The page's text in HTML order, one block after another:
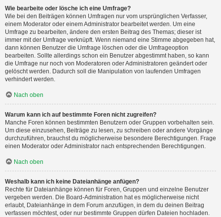
Wie bearbeite oder lösche ich eine Umfrage?
Wie bei den Beiträgen können Umfragen nur vom ursprünglichen Verfasser,
einem Moderator oder einem Administrator bearbeitet werden. Um eine
Umfrage zu bearbeiten, ändere den ersten Beitrag des Themas; dieser ist
immer mit der Umfrage verknüpft. Wenn niemand eine Stimme abgegeben hat,
dann können Benutzer die Umfrage löschen oder die Umfrageoption
bearbeiten. Sollte allerdings schon ein Benutzer abgestimmt haben, so kann
die Umfrage nur noch von Moderatoren oder Administratoren geändert oder
gelöscht werden. Dadurch soll die Manipulation von laufenden Umfragen
verhindert werden.
Nach oben
Warum kann ich auf bestimmte Foren nicht zugreifen?
Manche Foren können bestimmten Benutzern oder Gruppen vorbehalten sein.
Um diese einzusehen, Beiträge zu lesen, zu schreiben oder andere Vorgänge
durchzuführen, brauchst du möglicherweise besondere Berechtigungen. Frage
einen Moderator oder Administrator nach entsprechenden Berechtigungen.
Nach oben
Weshalb kann ich keine Dateianhänge anfügen?
Rechte für Dateianhänge können für Foren, Gruppen und einzelne Benutzer
vergeben werden. Die Board-Administration hat es möglicherweise nicht
erlaubt, Dateianhänge in dem Forum anzufügen, in dem du deinen Beitrag
verfassen möchtest, oder nur bestimmte Gruppen dürfen Dateien hochladen.